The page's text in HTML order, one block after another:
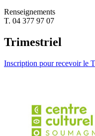
Renseignements
T. 04 377 97 07
Trimestriel
Inscription pour recevoir le